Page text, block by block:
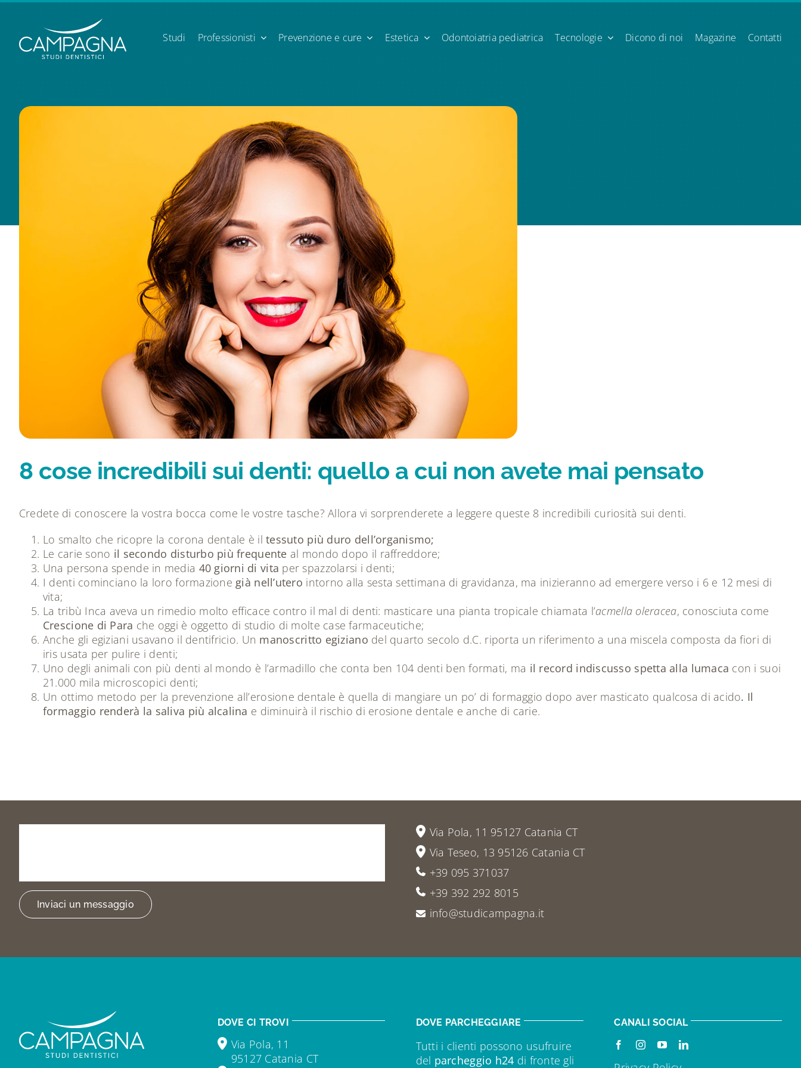
Skip
content
Studi Professionisti Prevenzione e cure Estetica Odontoiatria pediatrica Tecnologie Dicono di noi Magazine Contatti
8 cose incredibili sui denti: quello a cui non avete mai pensato
Credete di conoscere la vostra bocca come le vostre tasche? Allora vi sorprenderete a leggere queste 8 incredibili curiosità sui denti.
Lo smalto che ricopre la corona dentale è iltessuto più duro dell’organismo;
Le carie sono il secondo disturbo più frequente al mondo dopo il raffreddore;
Una persona spende in media 40 giorni di vita per spazzolarsi i denti;
I denti cominciano la loro formazione già nell’utero intorno alla sesta settimana di gravidanza, ma inizieranno ad emergere verso i 6 e 12 mesi di
vita;
La tribù Inca aveva un rimedio molto efficace contro il mal di denti: masticare una pianta tropicale chiamata l’acmella oleracea, conosciuta come
Crescione di Para che oggi è oggetto di studio di molte case farmaceutiche;
Anche gli egiziani usavano il dentifricio. Un manoscritto egiziano del quarto secolo d.C. riporta un riferimento a una miscela composta da fiori di
iris usata per pulire i denti;
Uno degli animali con più denti al mondo è l’armadillo che conta ben 104 denti ben formati, ma il record indiscusso spetta alla lumaca con i suoi
21.000 mila microscopici denti;
Un ottimo metodo per la prevenzione all’erosione dentale è quella di mangiare un po’ di formaggio dopo aver masticato qualcosa di acido. Il
formaggio renderà la saliva più alcalina e diminuirà il rischio di erosione dentale e anche di carie.
Inviaci un messaggio
Via Pola, 11 95127 Catania CT
Via Teseo, 13 95126 Catania CT
+39 095 371037
+39 392 292 8015
info@studicampagna.it
DOVE CI TROVI
Via Pola, 11
95127 Catania CT
DOVE PARCHEGGIARE
Tutti i clienti possono usufruire
del parcheggio h24 di fronte gli
CANALI SOCIAL